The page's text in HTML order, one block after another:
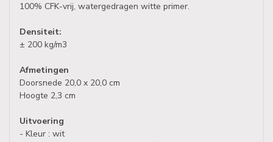
100% CFK-vrij, watergedragen witte primer.
Densiteit:
± 200 kg/m3
Afmetingen
Doorsnede 20,0 x 20,0 cm
Hoogte 2,3 cm
Uitvoering
- Kleur : wit